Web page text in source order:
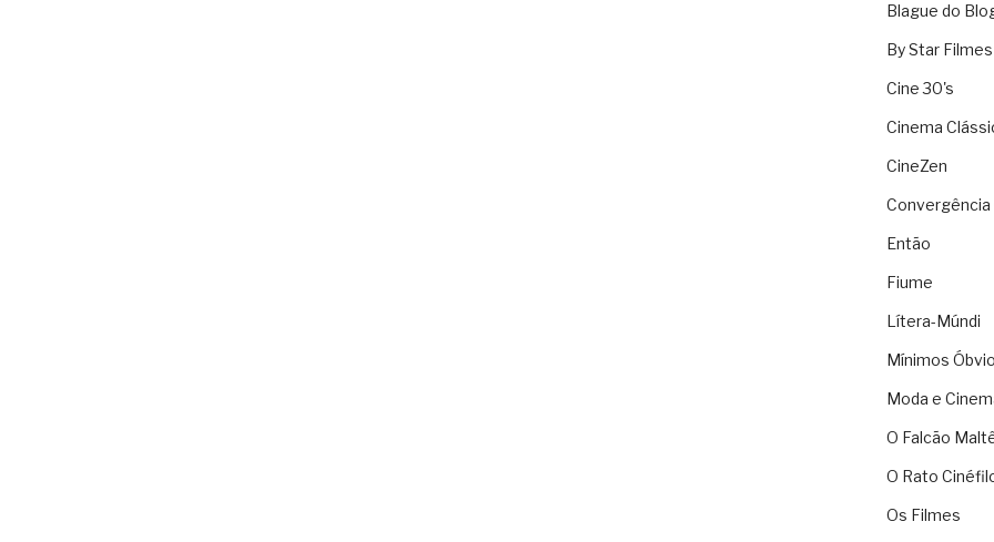
Blague do
By Star Filmes
Cine 30's
Cinema
CineZen
Convergência
Então
Fiume
Lítera-Múndi
Mínimos
Moda e
O Falcão
O Rato
Os Filmes